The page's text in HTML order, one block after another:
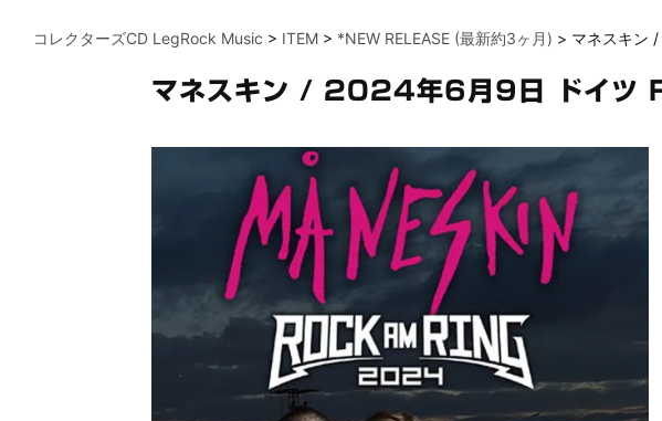
スコーピオンズ / 2024年6
*NEW RELEASE (最新約3ヶ月) 2024.6.20 マネスキン / 2024年6月9日
2024.6.9
*NEW RELEASE (最新約3ヶ月) 2024.6.9 ユーライア・ヒープ / 2023
*NEW RELEASE (最新約3ヶ月) 2024.6.9 ジャーニー / 1979年5月8+9
*NEW RELEASE (最新約3ヶ月) 2024.11.9 NGHFB / 2024年7月28日 フ
*NEW RELEASE (最新約3ヶ月) 2024.8.24 ウォーニング / 2024年4月
*NEW RELEASE (最新約3ヶ月) 2024.6.24 ビリー・ジョエル / 2024
*NEW RELEASE (最新約3ヶ月)
2024.6.24
リアム・ギャラガー / 2024年6月3日 カ
*NEW RELEASE (最新約3ヶ月) 2024.6.24 スコーピオンズ / 2024年6
*NEW RELEASE (最新約3ヶ月) 2024.6.20 マネスキン / 2024年6月9
コレクターズCD LegRock Music > ITEM > *NEW RELEASE (最新約3ヶ月) > マネスキン
マネスキン / 2024年6月9日 ドイツ